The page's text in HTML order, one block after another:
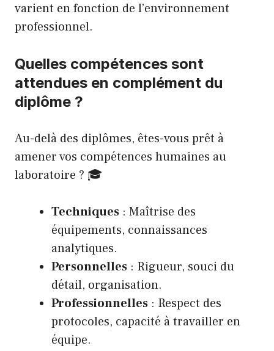
varient en fonction de l’environnement
professionnel.
Quelles compétences sont
attendues en complément du
diplôme ?
Au-delà des diplômes, êtes-vous prêt à
amener vos compétences humaines au
laboratoire ? 🎓
Techniques : Maîtrise des
équipements, connaissances
analytiques.
Personnelles : Rigueur, souci du
détail, organisation.
Professionnelles : Respect des
protocoles, capacité à travailler en
équipe.